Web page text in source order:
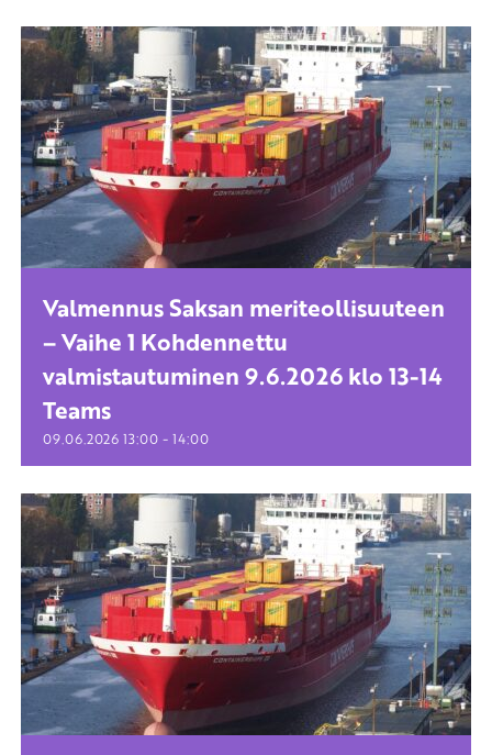
Valmennus Saksan meriteollisuuteen
– Vaihe 1 Kohdennettu
valmistautuminen 9.6.2026 klo 13-14
Teams
09.06.2026 13:00 - 14:00